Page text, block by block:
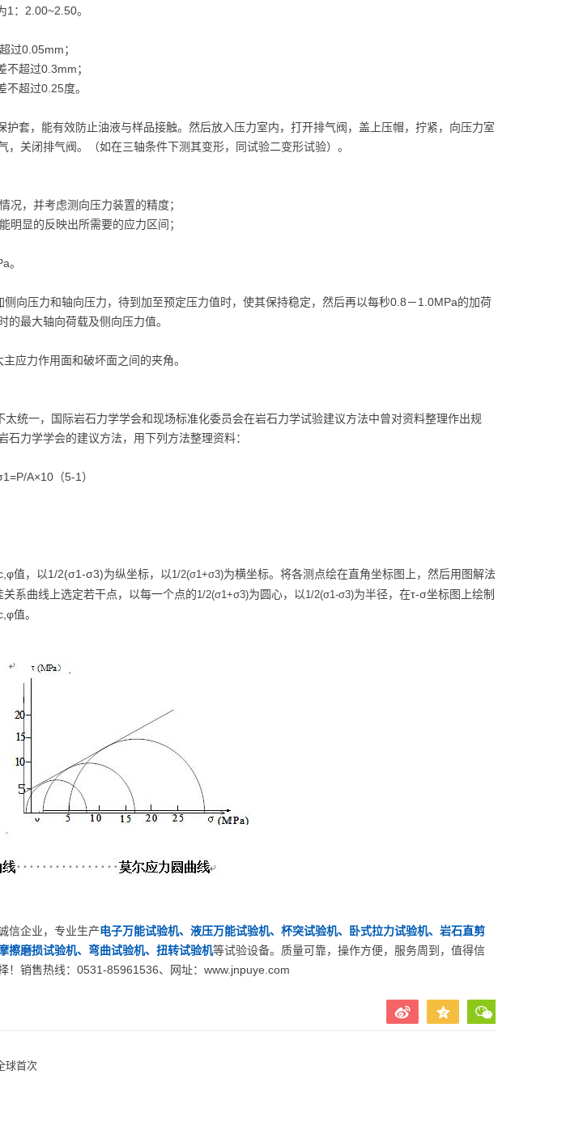
2.00~2.50。
过0.05mm；
过0.3mm；
过0.25度。
套，能有效防止油液与样品接触。然后放入压力室内，打开排气阀，盖上压帽，拧紧，向压力室
关闭排气阀。（如在三轴条件下测其变形，同试验二变形试验）。
并考虑测向压力装置的精度；
的反映出所需要的应力区间；
。
向压力和轴向压力，待到加至预定压力值时，使其保持稳定，然后再以每秒0.8－1.0MPa的加荷
最大轴向荷载及侧向压力值。
应力作用面和破坏面之间的夹角。
统一，国际岩石力学学会和现场标准化委员会在岩石力学试验建议方法中曾对资料整理作出规
力学学会的建议方法，用下列方法整理资料：
A×10（5-1）
值，以1/2(σ1-σ3)为纵坐标，以 1/2(σ1+σ3)为横坐标。将各测点绘在直角坐标图上，然后用图解法
系曲线上选定若干点，以每一个点的1/2(σ1+σ3)为圆心，以 1/2(σ1-σ3)为半径，在τ-σ坐标图上绘制
值。
企业，专业生产电子万能试验机、液压万能试验机、杯突试验机、卧式拉力试验机、岩石直剪
擦磨损试验机、弯曲试验机、扭转试验机等试验设备。质量可靠，操作方便，服务周到，值得信
！销售热线：0531-85961536、网址：www.jnpuye.com
球首次